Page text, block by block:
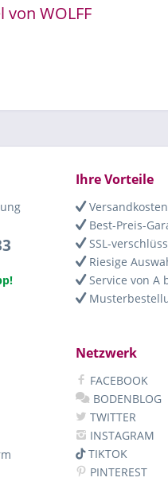
WOLFF
Ihre Vorteile
Best-Preis-
SSL-
Riesige
Service von A
Netzwerk
FACEBOOK
BODENBLOG
TWITTER
INSTAGRAM
TIKTOK
PINTEREST